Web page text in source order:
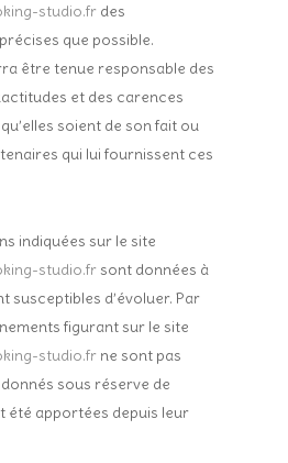
studio.fr des
que possible.
être tenue responsable des
et des carences
soient de son fait ou
qui lui fournissent ces
indiquées sur le site
studio.frsont données à
susceptibles d’évoluer. Par
figurant sur le site
studio.fr ne sont pas
sous réserve de
été apportées depuis leur